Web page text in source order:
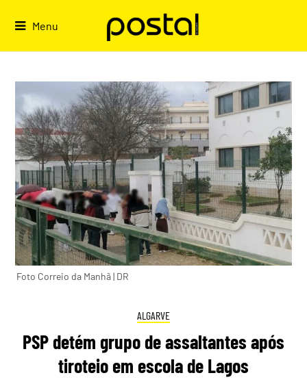
Menu
Foto Correio da Manhã | DR
ALGARVE
PSP detém grupo de assaltantes após
tiroteio em escola de Lagos